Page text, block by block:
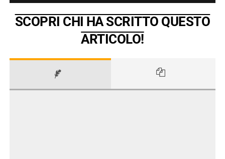
SCOPRI CHI HA SCRITTO QUESTO
ARTICOLO!